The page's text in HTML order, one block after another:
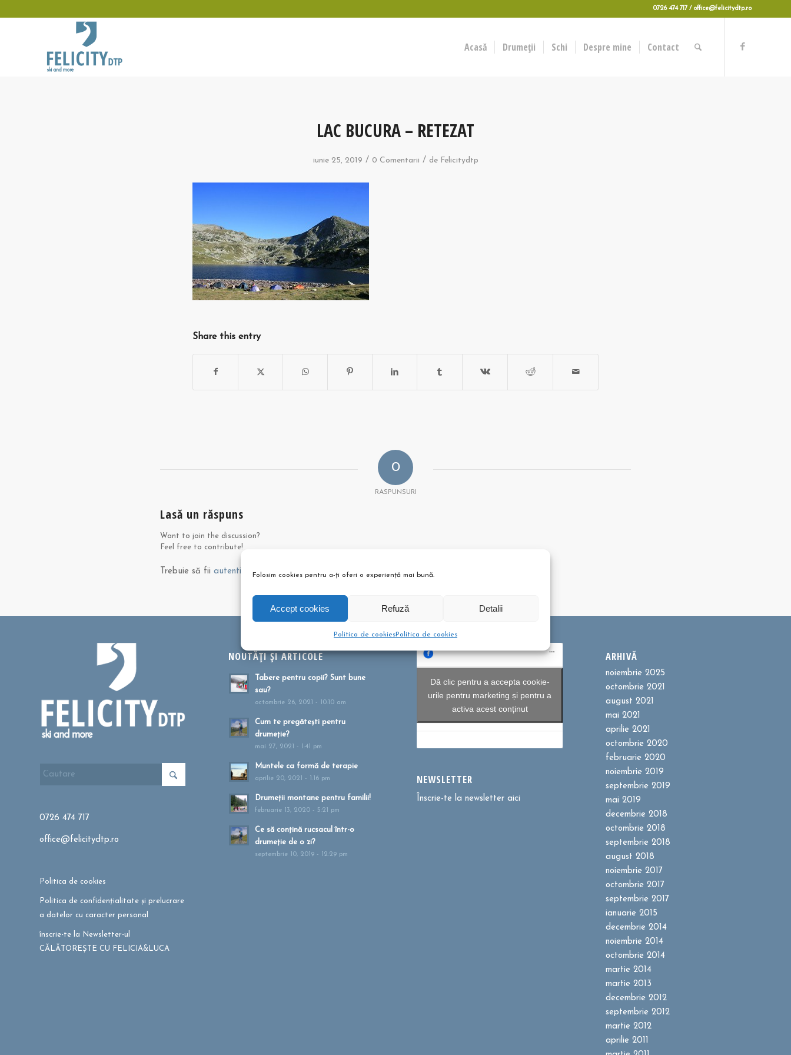
Folosim cookies pentru a-ți oferi o experiență mai bună.
Accept cookies Refuză Detalii
Politica de cookiesPolitica de cookies
0726 474 717 / office@felicitydtp.ro
Acasă Drumeții Schi Despre mine Contact
LAC BUCURA – RETEZAT
iunie 25, 2019 / 0 Comentarii / de Felicitydtp
Share this entry
0
RASPUNSURI
Lasă un răspuns
Want to join the discussion?
Feel free to contribute!
Trebuie să fii autentificat pentru a publica un comentariu.
0726 474 717
office@felicitydtp.ro
Politica de cookies
Politica de confidențialitate și prelucrare
a datelor cu caracter personal
înscrie-te la Newsletter-ul
CĂLĂTOREȘTE CU FELICIA&LUCA
NOUTĂȚI ȘI ARTICOLE
Tabere pentru copii? Sunt bune
sau?
octombrie 26, 2021 - 10:10 am
Cum te pregătești pentru
drumeție?
mai 27, 2021 - 1:41 pm
Muntele ca formă de terapie
aprilie 20, 2021 - 1:16 pm
Drumeții montane pentru familii!
februarie 13, 2020 - 5:21 pm
Ce să conțină rucsacul într-o
drumeție de o zi?
septembrie 10, 2019 - 12:29 pm
Dă clic pentru a accepta cookie-
urile pentru marketing și pentru a
activa acest conținut
NEWSLETTER
Înscrie-te la newsletter aici
ARHIVĂ
noiembrie 2025
octombrie 2021
august 2021
mai 2021
aprilie 2021
octombrie 2020
februarie 2020
noiembrie 2019
septembrie 2019
mai 2019
decembrie 2018
octombrie 2018
septembrie 2018
august 2018
noiembrie 2017
octombrie 2017
septembrie 2017
ianuarie 2015
decembrie 2014
noiembrie 2014
octombrie 2014
martie 2014
martie 2013
decembrie 2012
septembrie 2012
martie 2012
aprilie 2011